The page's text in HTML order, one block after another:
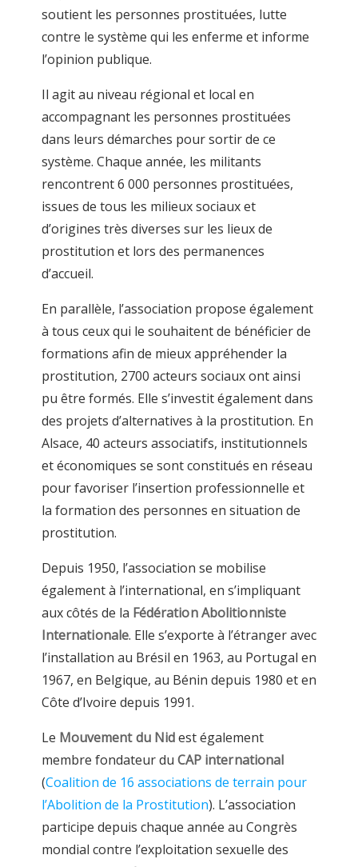
soutient les personnes prostituées, lutte
contre le système qui les enferme et informe
l’opinion publique.
Il agit au niveau régional et local en
accompagnant les personnes prostituées
dans leurs démarches pour sortir de ce
système. Chaque année, les militants
rencontrent 6 000 personnes prostituées,
issues de tous les milieux sociaux et
d’origines très diverses sur les lieux de
prostitution et lors des permanences
d’accueil.
En parallèle, l’association propose également
à tous ceux qui le souhaitent de bénéficier de
formations afin de mieux appréhender la
prostitution, 2700 acteurs sociaux ont ainsi
pu être formés. Elle s’investit également dans
des projets d’alternatives à la prostitution. En
Alsace, 40 acteurs associatifs, institutionnels
et économiques se sont constitués en réseau
pour favoriser l’insertion professionnelle et
la formation des personnes en situation de
prostitution.
Depuis 1950, l’association se mobilise
également à l’international, en s’impliquant
aux côtés de la Fédération Abolitionniste
Internationale. Elle s’exporte à l’étranger avec
l’installation au Brésil en 1963, au Portugal en
1967, en Belgique, au Bénin depuis 1980 et en
Côte d’Ivoire depuis 1991.
Le Mouvement du Nidest également
membre fondateur du CAP international
(Coalition de 16 associations de terrain pour
l’Abolition de la Prostitution). L’association
participe depuis chaque année au Congrès
mondial contre l’exploitation sexuelle des